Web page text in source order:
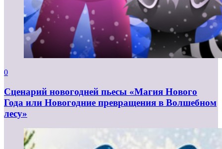
0
Сценарий новогодней пьесы «Магия Нового
Года или Новогодние превращения в Волшебном
лесу»